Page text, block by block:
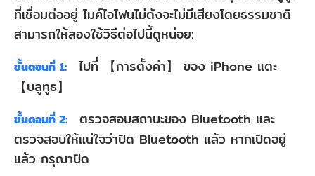
ที่เชื่อมต่ออยู่ ไมค์ไอโฟนไม่ดังจะไม่มีเสียงโดยธรรมชาติ
สามารถให้ลองใช้วิธีต่อไปนี้ดูหน่อย:
ขั้นตอนที่ 1:
ไปที่ 【การตั้งค่า】 ของ iPhone แตะ
【บลูทูธ】
ขั้นตอนที่ 2:
ตรวจสอบสถานะของ Bluetooth และ
ตรวจสอบให้แน่ใจว่าปิด Bluetooth แล้ว หากเปิดอยู่
แล้ว กรุณาปิด